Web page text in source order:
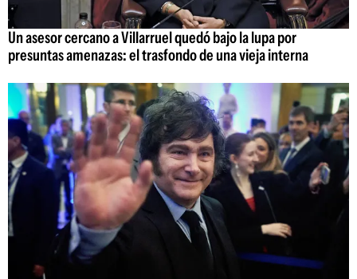
Un asesor cercano a Villarruel quedó bajo la lupa por
presuntas amenazas: el trasfondo de una vieja interna